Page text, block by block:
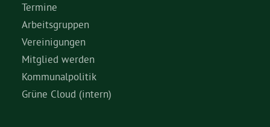
Termine
Arbeitsgruppen
Vereinigungen
Mitglied werden
Kommunalpolitik
Grüne Cloud (intern)